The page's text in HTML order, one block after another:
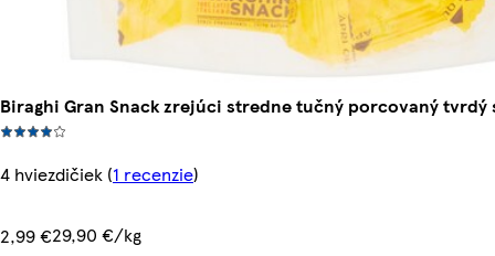
Biraghi Gran Snack zrejúci stredne tučný porcovaný tvrdý
4 hviezdičiek (1 recenzie)
2,99 €29,90 €/kg